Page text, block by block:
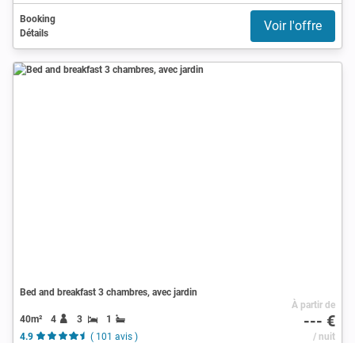
Booking
Détails
Voir l'offre
Bed and breakfast 3 chambres, avec jardin
40m² 4 3
1
4.9
( 101 avis )
À partir de
--- €
/ nuit